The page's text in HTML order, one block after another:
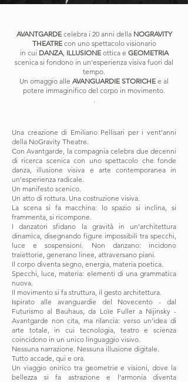
AVANTGARDE celebra i 20 anni della NOGRAVITY
THEATREcon uno spettacolo visionario
in cui DANZA, ILLUSIONE ottica e GEOMETRIA
scenica si fondono in un’esperienza visiva fuori dal
tempo.
Un omaggio alle AVANGUARDIE STORICHE e al
potere immaginifico del corpo in movimento.
.
Una creazione di Emiliano Pellisari per i vent’anni
della NoGravity Theatre.
Con Avantgarde, la compagnia celebra due decenni
di ricerca scenica con uno spettacolo che fonde
danza, illusione visiva e arte contemporanea in
un’esperienza radicale.
Un manifesto scenico.
Un atto di rottura. Una costruzione visiva.
La scena si fa macchina: lo spazio si inclina, si
frammenta, si ricompone.
I danzatori sfidano la gravità in un’architettura
dinamica, disegnando figure impossibili tra specchi,
luce e sospensioni. Non danzano: incidono
traiettorie, generano linee, attraversano piani.
Il corpo diventa segno, energia, materia poetica.
Specchi, luce, materia: elementi di una grammatica
nuova.
Il movimento si fa struttura, il gesto architettura.
Ispirato alle avanguardie del Novecento - dal
Futurismo al Bauhaus, da Loïe Fuller a Nijinsky -
Avantgarde non cita, ma rilancia: verso un’idea di
arte totale, in cui tecnologia, teatro e scienza
coincidono in un unico linguaggio visivo.
Nessuna narrazione. Nessuna illusione digitale.
Tutto accade, qui e ora.
Un viaggio onirico tra geometrie e visioni, dove la
bellezza si fa astrazione e l’armonia diventa